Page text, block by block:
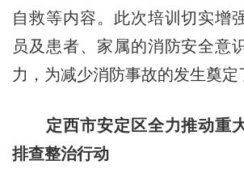
自救等内容。此次培训切实增
员及患者、家属的消防安全意
力，为减少消防事故的发生奠定
定西市安定区全力推动重
排查整治行动